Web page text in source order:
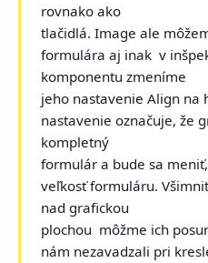
rovnako ako
tlačidlá. Image ale
formulára aj inak ­ v
komponentu zmeníme
jeho nastavenie Align na
nastavenie označuje, že
kompletný
formulár a bude sa
veľkosť formuláru.
nad grafickou
plochou ­ môžme ich
nám nezavadzali pri